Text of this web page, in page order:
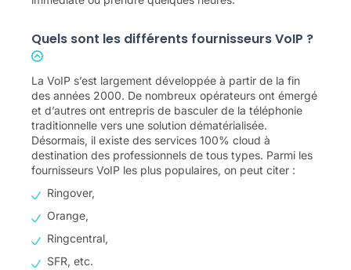
Quels sont les différents fournisseurs VoIP ?
La VoIP s’est largement développée à partir de la fin
des années 2000. De nombreux opérateurs ont émergé
et d’autres ont entrepris de basculer de la téléphonie
traditionnelle vers une solution dématérialisée.
Désormais, il existe des services 100% cloud à
destination des professionnels de tous types. Parmi les
fournisseurs VoIP les plus populaires, on peut citer :
Ringover,
Orange,
Ringcentral,
SFR, etc.